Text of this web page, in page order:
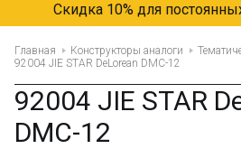
Все товары в
Главная Конструкторы аналоги
92004 JIE STAR DeLorean DMC-12
92004 JIE STAR
DMC-12